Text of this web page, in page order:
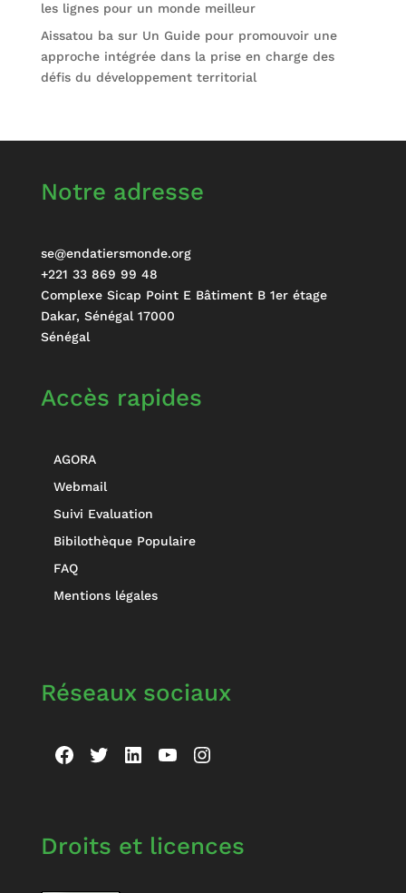
les lignes pour un monde meilleur
Aissatou basur Un Guide pour promouvoir une
approche intégrée dans la prise en charge des
défis du développement territorial
Notre adresse
se@endatiersmonde.org
+221 33 869 99 48
Complexe Sicap Point E Bâtiment B 1er étage
Dakar, Sénégal 17000
Sénégal
Accès rapides
AGORA
Webmail
Suivi Evaluation
Bibilothèque Populaire
FAQ
Mentions légales
Réseaux sociaux
Facebook
Twitter
LinkedIn
YouTubeInstagram
Droits et licences